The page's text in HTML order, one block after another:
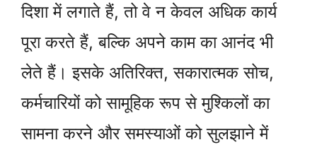
दिशा में लगाते हैं, तो वे न केवल अधिक कार्य
पूरा करते हैं, बल्कि अपने काम का आनंद भी
लेते हैं। इसके अतिरिक्त, सकारात्मक सोच,
कर्मचारियों को सामूहिक रूप से मुश्किलों का
सामना करने और समस्याओं को सुलझाने में